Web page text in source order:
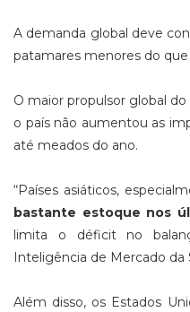
A demanda global deve
patamares menores do
O maior propulsor global
o país não aumentou as
até meados do ano.
“Países asiáticos,
bastante estoque nos
limita o déficit no
Inteligência de Mercado da
Além disso, os Estados